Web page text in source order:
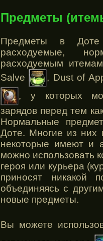
Предметы
Предметы в
расходуемые,
расходуемым
Salve
, Dust of
, у которых
зарядов перед тем
Нормальные
Доте. Многие из
некоторые имеют и
можно использовать
героя или курьера
приносят никакой
объединяясь с
новые предметы.
Вы можете